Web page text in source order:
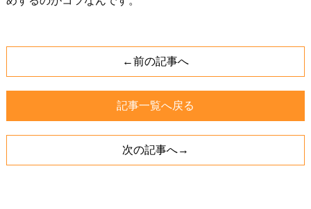
←前の記事へ
記事一覧へ戻る
次の記事へ→